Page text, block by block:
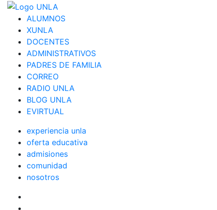
ALUMNOS
XUNLA
DOCENTES
ADMINISTRATIVOS
PADRES DE FAMILIA
CORREO
RADIO UNLA
BLOG UNLA
EVIRTUAL
experiencia unla
oferta educativa
admisiones
comunidad
nosotros